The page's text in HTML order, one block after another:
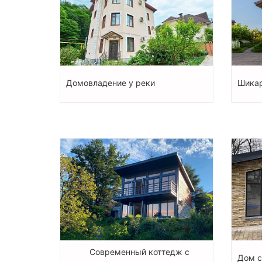
Домовладение у реки
Современный коттедж с
Дом